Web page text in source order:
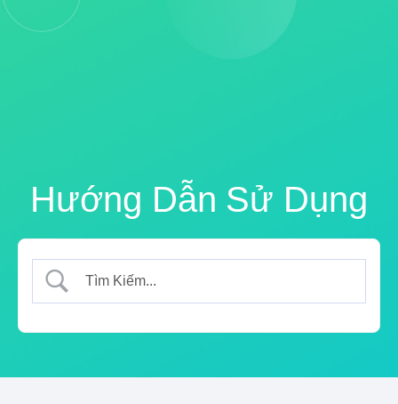
Hướng Dẫn Sử Dụng